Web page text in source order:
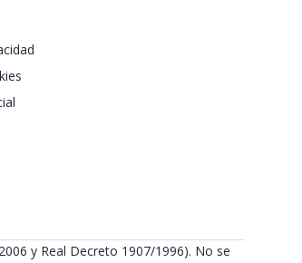
y Real Decreto 1907/1996). No se